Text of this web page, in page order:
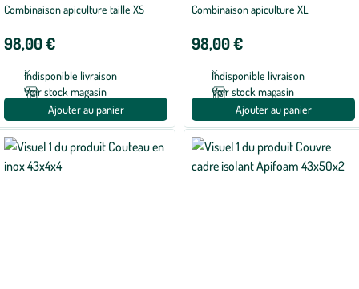
Combinaison apiculture taille XS
98,00 €
Indisponible livraison
Voir stock magasin
Ajouter au panier
Combinaison apiculture XL
98,00 €
Indisponible livraison
Voir stock magasin
Ajouter au panier